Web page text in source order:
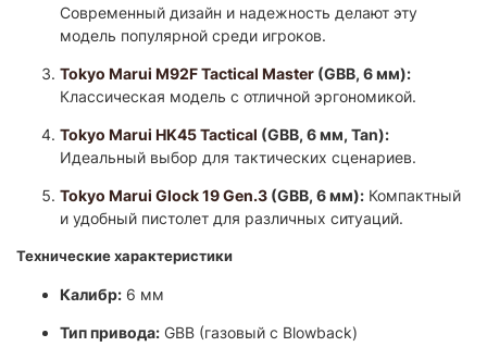
Современный дизайн и надежность делают эту
модель популярной среди игроков.
Tokyo Marui M92F Tactical Master (GBB, 6 мм):
Классическая модель с отличной эргономикой.
Tokyo Marui HK45 Tactical (GBB, 6 мм, Tan):
Идеальный выбор для тактических сценариев.
Tokyo Marui Glock 19 Gen.3 (GBB, 6 мм): Компактный
и удобный пистолет для различных ситуаций.
Технические характеристики
Калибр: 6 мм​
Тип привода: GBB (газовый с Blowback)​